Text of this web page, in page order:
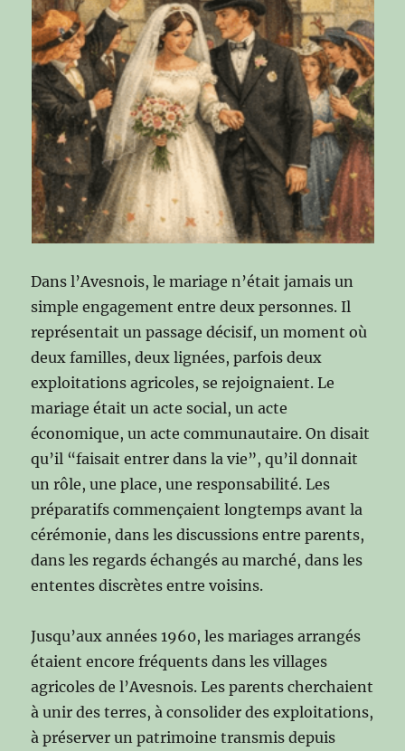
Dans l’Avesnois, le mariage n’était jamais un
simple engagement entre deux personnes. Il
représentait un passage décisif, un moment où
deux familles, deux lignées, parfois deux
exploitations agricoles, se rejoignaient. Le
mariage était un acte social, un acte
économique, un acte communautaire. On disait
qu’il “faisait entrer dans la vie”, qu’il donnait
un rôle, une place, une responsabilité. Les
préparatifs commençaient longtemps avant la
cérémonie, dans les discussions entre parents,
dans les regards échangés au marché, dans les
ententes discrètes entre voisins.
Jusqu’aux années 1960, les mariages arrangés
étaient encore fréquents dans les villages
agricoles de l’Avesnois. Les parents cherchaient
à unir des terres, à consolider des exploitations,
à préserver un patrimoine transmis depuis